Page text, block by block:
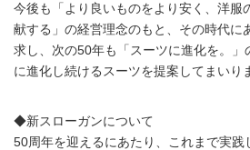
今後も「より良いものをより安く、洋服
献する」の経営理念のもと、その時代に
求し、次の50年も「スーツに進化を。」
に進化し続けるスーツを提案してまいり
◆新スローガンについて
50周年を迎えるにあたり、これまで実践